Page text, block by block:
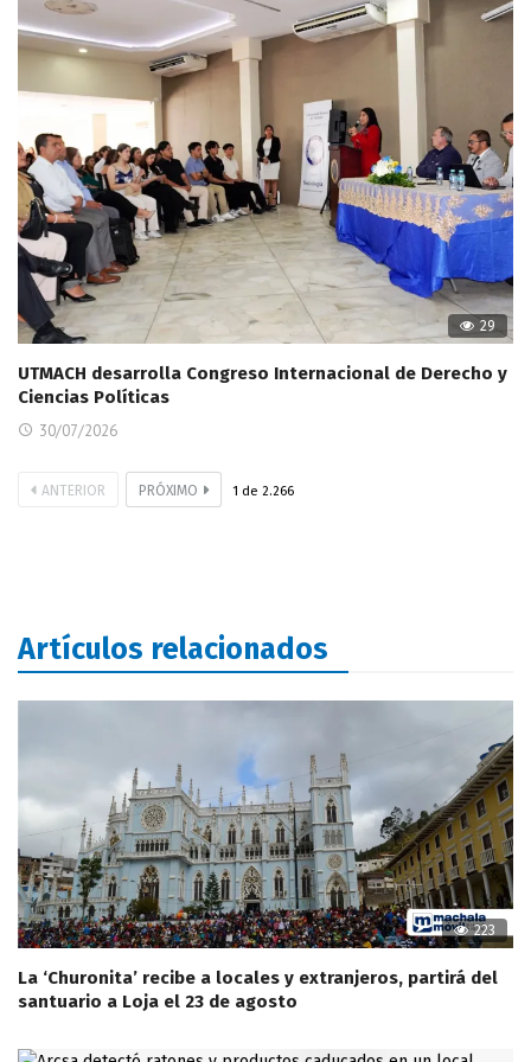
29
UTMACH desarrolla Congreso Internacional de Derecho y
Ciencias Políticas
30/07/2026
ANTERIOR PRÓXIMO 1 de 2.266
Artículos relacionados
223
La ‘Churonita’ recibe a locales y extranjeros, partirá del
santuario a Loja el 23 de agosto